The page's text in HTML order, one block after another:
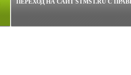
ПЕРЕХОД НА САЙТ STMST.RU C